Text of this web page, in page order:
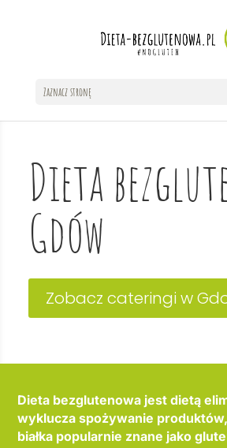
Zaznacz stronę
Dieta
Gdów
Zobacz cateringi w
Dieta bezglutenowa jest dietą
wyklucza spożywanie
białka popularnie znane jako